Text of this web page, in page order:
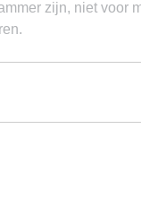
zijn, niet voor